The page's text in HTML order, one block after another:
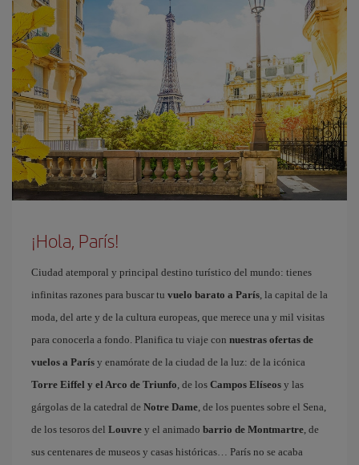
¡Hola, París!
Ciudad atemporal y principal destino turístico del mundo: tienes
infinitas razones para buscar tu vuelo barato a París, la capital de la
moda, del arte y de la cultura europeas, que merece una y mil visitas
para conocerla a fondo. Planifica tu viaje con nuestras ofertas de
vuelos a París y enamórate de la ciudad de la luz: de la icónica
Torre Eiffel y el Arco de Triunfo, de los Campos Elíseos y las
gárgolas de la catedral de Notre Dame, de los puentes sobre el Sena,
de los tesoros del Louvre y el animado barrio de Montmartre, de
sus centenares de museos y casas históricas… París no se acaba